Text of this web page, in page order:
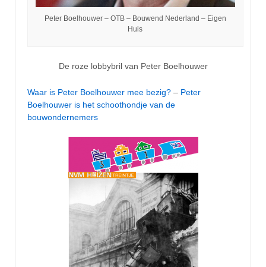
Peter Boelhouwer – OTB – Bouwend Nederland – Eigen
Huis
De roze lobbybril van Peter Boelhouwer
Waar is Peter Boelhouwer mee bezig? – Peter
Boelhouwer is het schoothondje van de
bouwondernemers